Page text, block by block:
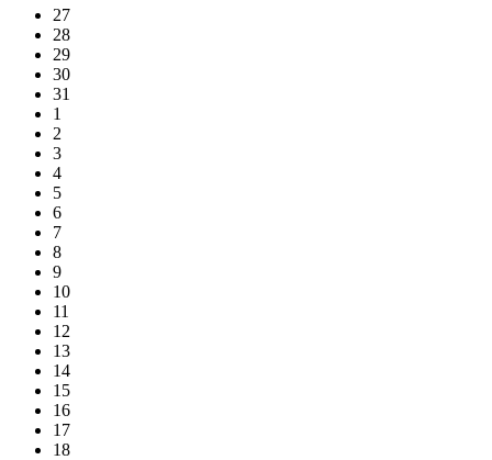
27
28
29
30
31
1
2
3
4
5
6
7
8
9
10
11
12
13
14
15
16
17
18